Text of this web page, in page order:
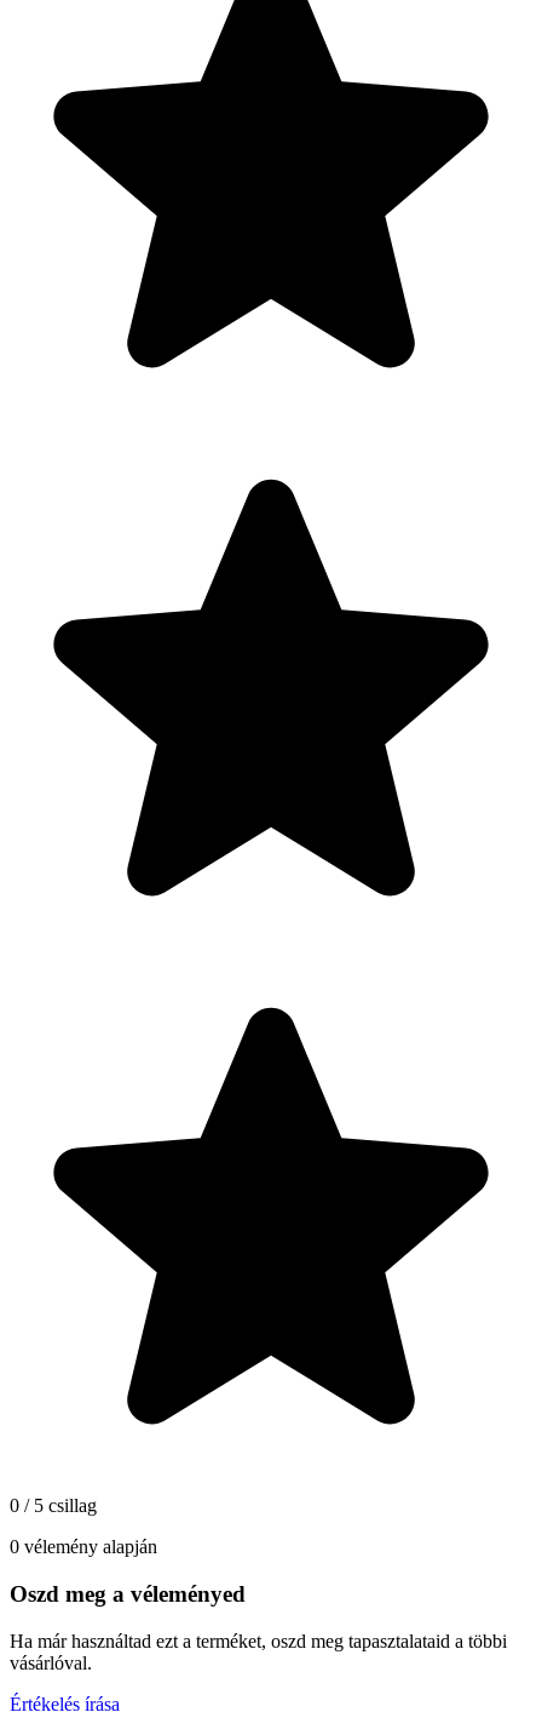
0 / 5 csillag
0 vélemény alapján
Oszd meg a véleményed
Ha már használtad ezt a terméket, oszd meg tapasztalataid a többi
vásárlóval.
Értékelés írása